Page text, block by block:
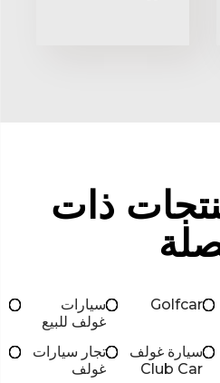
ذات
Golfcar
سيارات
غولف للبيع
سيارة غولف
Club Car
تجار سيارات
غولف